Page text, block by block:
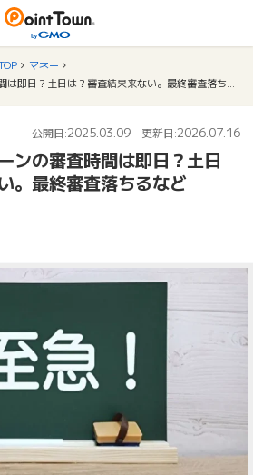
マネー
公開日:2025.03.09 更新日:2026.07.16
ンの審査時間は即日？土日
。最終審査落ちるなど